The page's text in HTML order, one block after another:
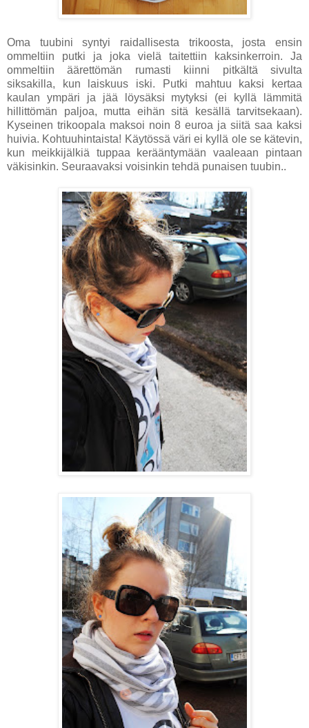
Oma tuubini syntyi raidallisesta trikoosta, josta ensin
ommeltiin putki ja joka vielä taitettiin kaksinkerroin. Ja
ommeltiin äärettömän rumasti kiinni pitkältä sivulta
siksakilla, kun laiskuus iski. Putki mahtuu kaksi kertaa
kaulan ympäri ja jää löysäksi mytyksi (ei kyllä lämmitä
hillittömän paljoa, mutta eihän sitä kesällä tarvitsekaan).
Kyseinen trikoopala maksoi noin 8 euroa ja siitä saa kaksi
huivia. Kohtuuhintaista! Käytössä väri ei kyllä ole se kätevin,
kun meikkijälkiä tuppaa kerääntymään vaaleaan pintaan
väkisinkin. Seuraavaksi voisinkin tehdä punaisen tuubin..